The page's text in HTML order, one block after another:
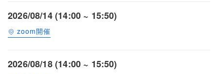
2026/08/14 (14:00 ~ 15:50)
zoom開催
2026/08/18 (14:00 ~ 15:50)